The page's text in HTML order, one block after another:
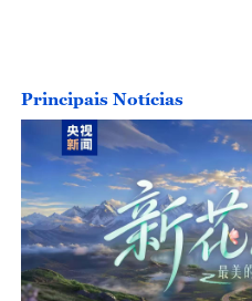
Principais Notícias